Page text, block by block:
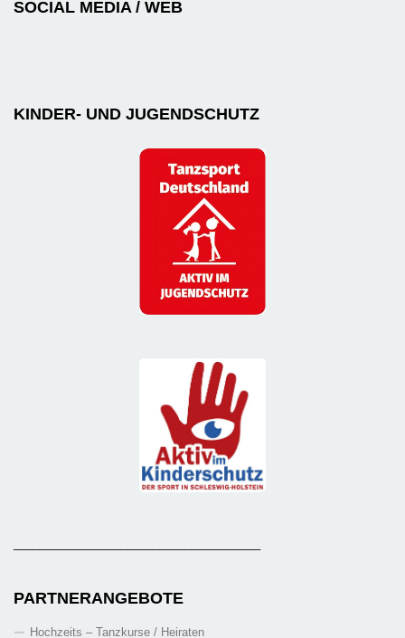
SOCIAL MEDIA / WEB
KINDER- UND JUGENDSCHUTZ
PARTNERANGEBOTE
Hochzeits – Tanzkurse / Heiraten